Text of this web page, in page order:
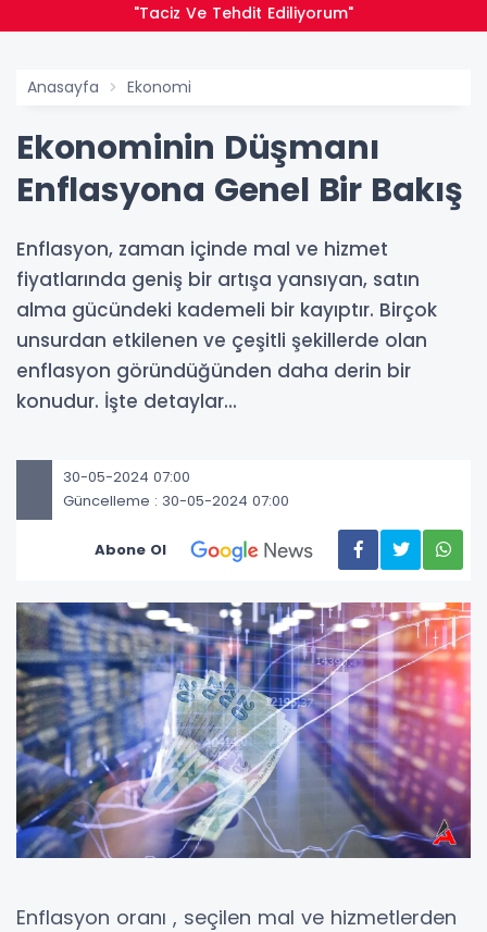
"Taciz Ve Tehdit Ediliyorum"
Anasayfa Ekonomi
Ekonominin Düşmanı
Enflasyona Genel Bir Bakış
Enflasyon, zaman içinde mal ve hizmet
fiyatlarında geniş bir artışa yansıyan, satın
alma gücündeki kademeli bir kayıptır. Birçok
unsurdan etkilenen ve çeşitli şekillerde olan
enflasyon göründüğünden daha derin bir
konudur. İşte detaylar...
30-05-2024 07:00
Güncelleme : 30-05-2024 07:00
Abone Ol
Enflasyon oranı , seçilen mal ve hizmetlerden